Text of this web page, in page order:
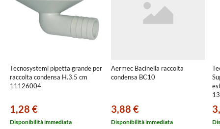
Tecnosystemi pipetta grande per
raccolta condensa H.3.5 cm
11126004
1,28 €
Disponibilità immediata
Aermec Bacinella raccolta
condensa BC10
3,88 €
Disponibilità immediata